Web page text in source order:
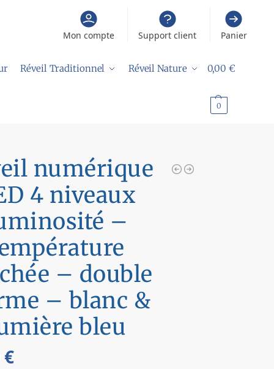
Mon compte Support client Panier
Réveil Traditionnel Réveil Nature 0,00€
0
numérique
4 niveaux
–
– double
– blanc &
bleu
€